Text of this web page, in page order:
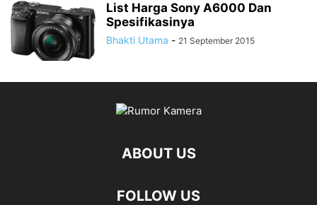
List Harga Sony A6000 Dan
Spesifikasinya
Bhakti Utama - 21 September 2015
ABOUT US
FOLLOW US